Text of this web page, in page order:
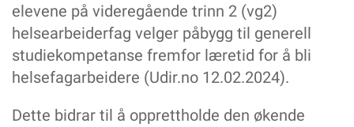
elevene på videregående trinn 2 (vg2)
helsearbeiderfag velger påbygg til generell
studiekompetanse fremfor læretid for å bli
helsefagarbeidere (Udir.no 12.02.2024).
Dette bidrar til å opprettholde den økende